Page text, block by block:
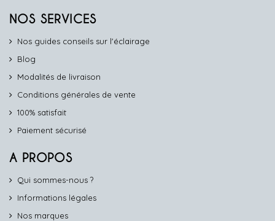
NOS SERVICES
Nos guides conseils sur l'éclairage
Blog
Modalités de livraison
Conditions générales de vente
100% satisfait
Paiement sécurisé
A PROPOS
Qui sommes-nous ?
Informations légales
Nos marques